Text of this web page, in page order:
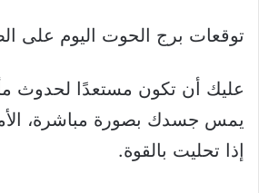
توقعات برج الحوت اليوم على
عليك أن تكون مستعدًا لحدوث
يمس جسدك بصورة مباشرة،
إذا تحليت بالقوة.